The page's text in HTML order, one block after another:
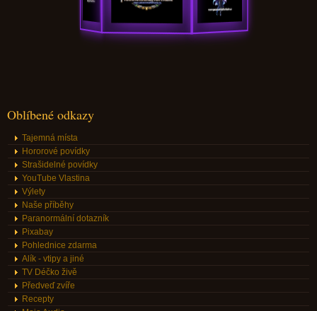
Oblíbené odkazy
Tajemná místa
Hororové povídky
Strašidelné povídky
YouTube Vlastina
Výlety
Naše příběhy
Paranormální dotazník
Pixabay
Pohlednice zdarma
Alík - vtipy a jiné
TV Déčko živě
Předveď zvíře
Recepty